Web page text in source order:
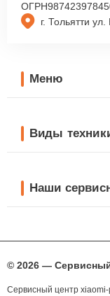
г. Тольятти
ОГРН
Меню
Виды
Наши
© 2026 —
Сервисный центр